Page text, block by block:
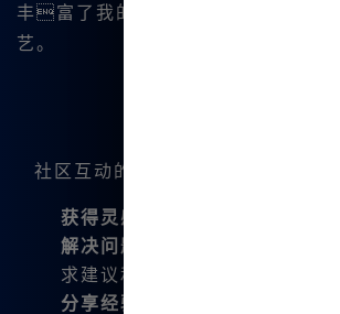
丰富了我的艺术视野，也帮助我不
艺。
社区互动的好处：
获得灵感
：通过他人的作品获
解决问题
：在遇到创作瓶颈时
求建议和解决方案。
分享经验
：将自己的经验分享